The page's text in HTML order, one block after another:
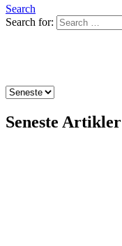
Search
Search for:
Seneste Artikler